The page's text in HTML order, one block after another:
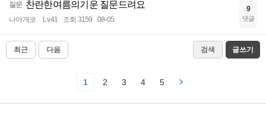
질문 찬란한여름의기운 질문드려요
나야개코 Lv.41 조회 3159 08-05
9
댓글
최근 다음 검색 글쓰기
1 2 3 4 5